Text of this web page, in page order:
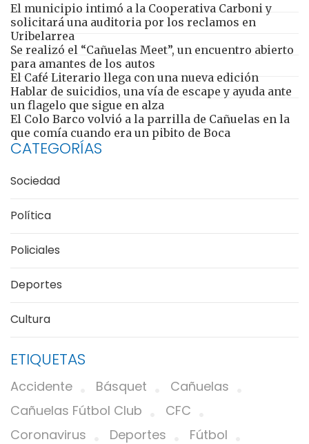
El municipio intimó a la Cooperativa Carboni y
solicitará una auditoria por los reclamos en
Uribelarrea
Se realizó el “Cañuelas Meet”, un encuentro abierto
para amantes de los autos
El Café Literario llega con una nueva edición
Hablar de suicidios, una vía de escape y ayuda ante
un flagelo que sigue en alza
El Colo Barco volvió a la parrilla de Cañuelas en la
que comía cuando era un pibito de Boca
CATEGORÍAS
Sociedad
Política
Policiales
Deportes
Cultura
ETIQUETAS
Accidente Básquet
Cañuelas
Cañuelas Fútbol Club
CFC
Coronavirus
Deportes
Fútbol